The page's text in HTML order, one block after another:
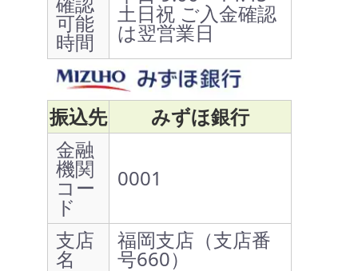
可能
時間
土日祝 ご入金確認
は翌営業日
振込先
みずほ銀行
金融
機関
コー
ド
0001
支店
名
福岡支店（支店番
号660）